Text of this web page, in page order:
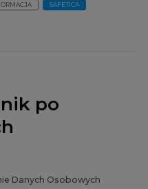
SAFETICA
po
Danych Osobowych